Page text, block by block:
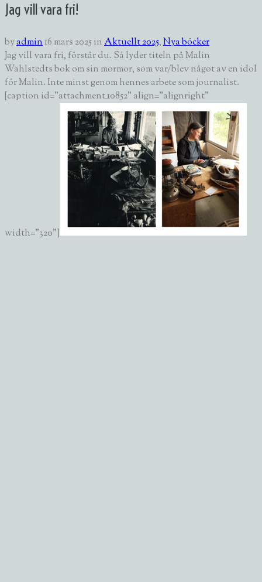
Jag vill vara fri!
byadmin16 mars 2025inAktuellt 2025,Nya böcker
Jag vill vara fri, förstår du. Så lyder titeln på Malin
Wahlstedts bok om sin mormor, som var/blev något av en idol
för Malin. Inte minst genom hennes arbete som journalist.
[caption id="attachment_10852" align="alignright"
width="320"]